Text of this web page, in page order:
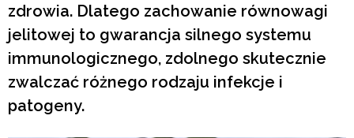
zdrowia. Dlatego zachowanie równowagi
jelitowej to gwarancja silnego systemu
immunologicznego, zdolnego skutecznie
zwalczać różnego rodzaju infekcje i
patogeny.